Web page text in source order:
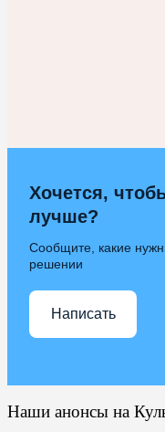
Хочется,
лучше?
Сообщите, какие
решении
Написать
Наши анонсы на